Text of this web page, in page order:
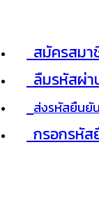
สมัครสมา
ลืมรหัสผ่า
ส่งรหัสยืนยั
กรอกรหั